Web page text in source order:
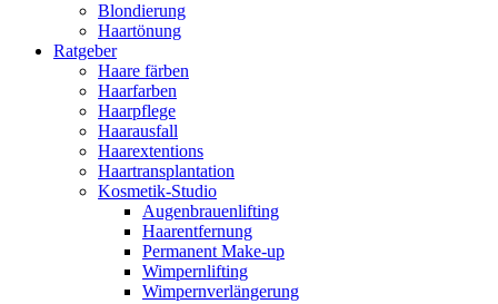
Blondierung
Haartönung
Ratgeber
Haare färben
Haarfarben
Haarpflege
Haarausfall
Haarextentions
Haartransplantation
Kosmetik-Studio
Augenbrauenlifting
Haarentfernung
Permanent Make-up
Wimpernlifting
Wimpernverlängerung